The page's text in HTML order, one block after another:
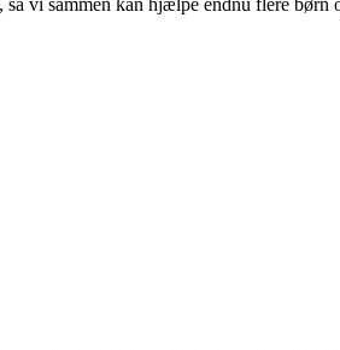
vi sammen kan hjælpe endnu flere